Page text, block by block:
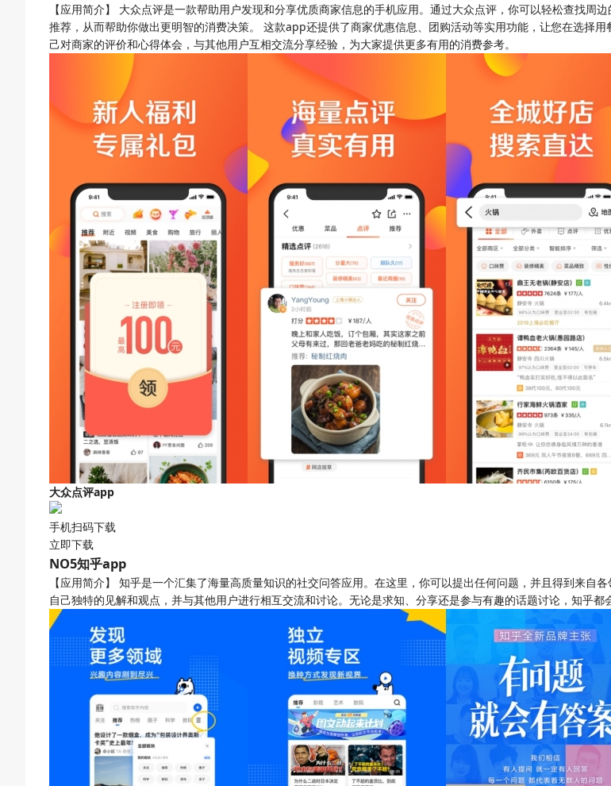
【应用简介】
大众点评是一款帮助用户发现和分享优质商家信息的手机应用。通过大众点评，你可以轻松查找周
推荐，从而帮助你做出更明智的消费决策。 这款app还提供了商家优惠信息、团购活动等实用功能，让您在选择
己对商家的评价和心得体会，与其他用户互相交流分享经验，为大家提供更多有用的消费参考。
大众点评app
手机扫码下载
立即下载
NO5知乎app
【应用简介】
知乎是一个汇集了海量高质量知识的社交问答应用。在这里，你可以提出任何问题，并且得到来自
自己独特的见解和观点，并与其他用户进行相互交流和讨论。无论是求知、分享还是参与有趣的话题讨论，知乎都